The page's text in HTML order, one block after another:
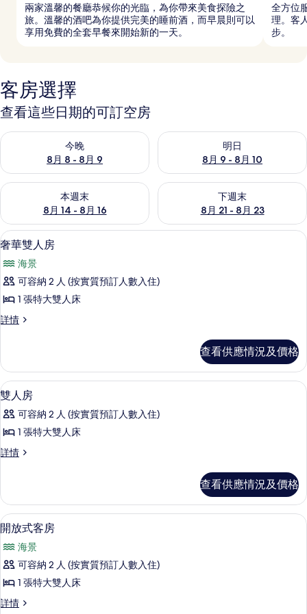
兩家溫馨的餐廳恭候你的光臨，為你帶來美食探險之
旅。溫馨的酒吧為你提供完美的睡前酒，而早晨則可以
享用免費的全套早餐來開始新的一天。
全方位
理。客
步。
客房選擇
查看這些日期的可訂空房
今晚
8月 8 - 8月 9
查看今晚 8月 8 - 8月 9的可訂空房
明日
8月 9 - 8月 10
查看明日 8月 9 - 8月 10的可訂
本週末
8月 14 - 8月 16
查看本週末 8月 14 - 8月 16的可訂空房
下週末
8月 21 - 8月 23
查看下週末 8月 21 - 8月 23的
載
入
所
有
奢
華
人
房
的
相
片
奢華雙人房 | 防敏寢具、熨斗/熨衫板
5
奢華雙人房
海景
可容納 2 人 (按實質預訂人數入住)
1 張特大雙人床
詳情
奢
房
詳
情
查看供應情況及價格
載
入
所
有
雙
房
的
相
片
5
雙人房
可容納 2 人 (按實質預訂人數入住)
1 張特大雙人床
詳情
雙
情
查看供應情況及價格
載
入
所
有
開
放
開放式客房 | 防敏寢具、熨斗/熨衫板
5
開放式客房
海景
可容納 2 人 (按實質預訂人數入住)
1 張特大雙人床
詳情
開